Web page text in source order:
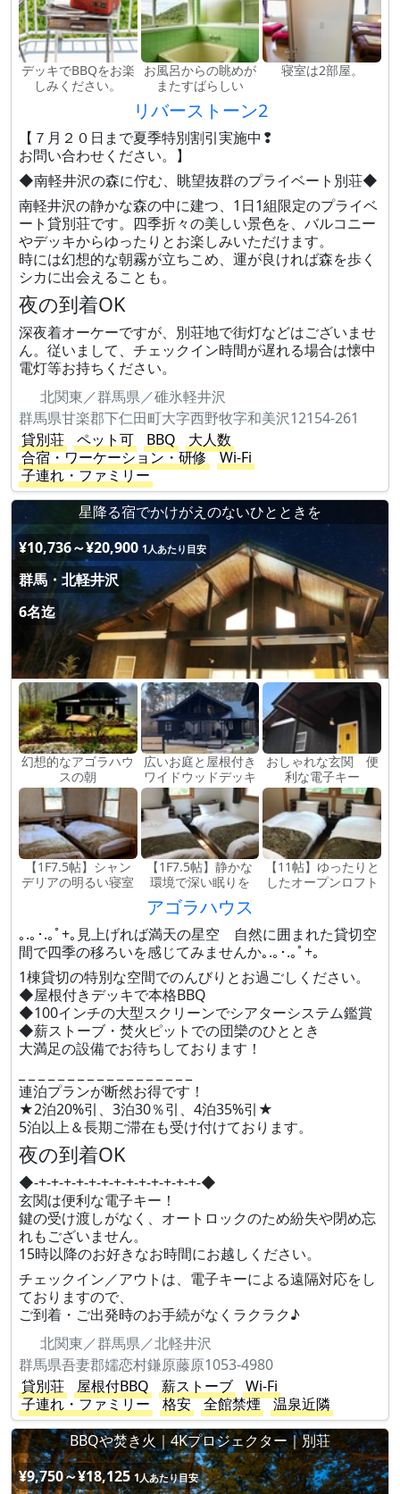
デッキでBBQをお楽
しみください。
お風呂からの眺めが
またすばらしい
寝室は2部屋。
リバーストーン2
【７月２０日まで夏季特別割引実施中❢
お問い合わせください。】
◆南軽井沢の森に佇む、眺望抜群のプライベート別荘◆
南軽井沢の静かな森の中に建つ、1日1組限定のプライベ
ート貸別荘です。四季折々の美しい景色を、バルコニー
やデッキからゆったりとお楽しみいただけます。
時には幻想的な朝霧が立ちこめ、運が良ければ森を歩く
シカに出会えることも。
夜の到着OK
深夜着オーケーですが、別荘地で街灯などはございませ
ん。従いまして、チェックイン時間が遅れる場合は懐中
電灯等お持ちください。
北関東／群馬県／碓氷軽井沢
群馬県甘楽郡下仁田町大字西野牧字和美沢12154-261
貸別荘
ペット可 BBQ
大人数
合宿・ワーケーション・研修
Wi-Fi
子連れ・ファミリー
星降る宿でかけがえのないひとときを
¥10,736～¥20,900 1人あたり目安
群馬・北軽井沢
6名迄
幻想的なアゴラハウ
スの朝
広いお庭と屋根付き
ワイドウッドデッキ
おしゃれな玄関 便
利な電子キー
【1F7.5帖】シャン
デリアの明るい寝室
【1F7.5帖】静かな
環境で深い眠りを
【11帖】ゆったりと
したオープンロフト
アゴラハウス
｡.｡･.｡ﾟ+｡見上げれば満天の星空 自然に囲まれた貸切空
間で四季の移ろいを感じてみませんか｡.｡･.｡ﾟ+｡
1棟貸切の特別な空間でのんびりとお過ごしください。
◆屋根付きデッキで本格BBQ
◆100インチの大型スクリーンでシアターシステム鑑賞
◆薪ストーブ・焚火ピットでの団欒のひととき
大満足の設備でお待ちしております！
連泊プランが断然お得です！
★2泊20%引、3泊30％引、4泊35%引★
5泊以上＆長期ご滞在も受け付けております。
夜の到着OK
◆-+-+-+-+-+-+-+-+-+-+-+-+-+-◆
玄関は便利な電子キー！
鍵の受け渡しがなく、オートロックのため紛失や閉め忘
れもございません。
15時以降のお好きなお時間にお越しください。
チェックイン／アウトは、電子キーによる遠隔対応をし
ておりますので、
ご到着・ご出発時のお手続がなくラクラク♪
北関東／群馬県／北軽井沢
群馬県吾妻郡嬬恋村鎌原藤原1053-4980
貸別荘
屋根付BBQ 薪ストーブ
Wi-Fi
子連れ・ファミリー
格安 全館禁煙
温泉近隣
BBQや焚き火｜4Kプロジェクター｜別荘
¥9,750～¥18,125 1人あたり目安